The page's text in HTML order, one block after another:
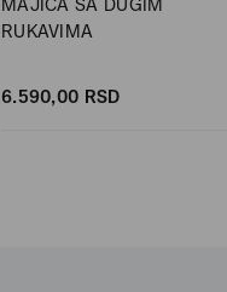
RUKAVIMA
6.590,00 RSD